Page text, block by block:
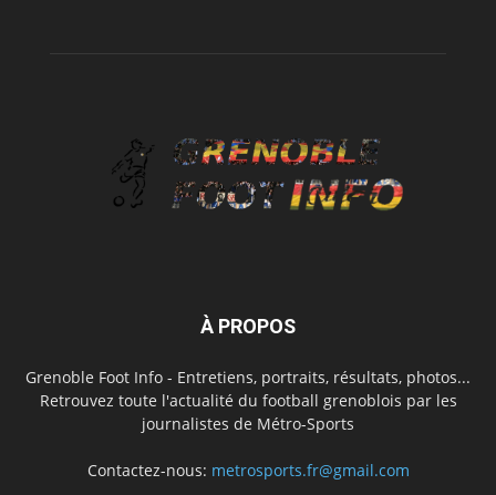
À PROPOS
Grenoble Foot Info - Entretiens, portraits, résultats, photos...
Retrouvez toute l'actualité du football grenoblois par les
journalistes de Métro-Sports
Contactez-nous: metrosports.fr@gmail.com